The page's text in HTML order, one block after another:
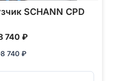
SCHANN CPD
740 ₽
740 ₽